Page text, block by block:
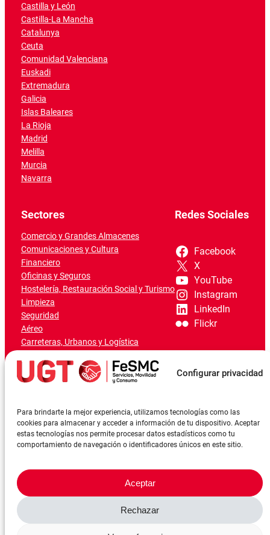
Configurar privacidad
Para brindarte la mejor experiencia, utilizamos tecnologías como las
cookies para almacenar y acceder a información de tu dispositivo. Aceptar
estas tecnologías nos permite procesar datos estadísticos como tu
comportamiento de navegación o identificadores únicos en este sitio.
Aceptar
Rechazar
Castilla y León
Castilla-La Mancha
Catalunya
Ceuta
Comunidad Valenciana
Euskadi
Extremadura
Galicia
Islas Baleares
La Rioja
Madrid
Melilla
Murcia
Navarra
Sectores
Comercio y Grandes Almacenes
Comunicaciones y Cultura
Financiero
Oficinas y Seguros
Hostelería, Restauración Social y Turismo
Limpieza
Seguridad
Aéreo
Carreteras, Urbanos y Logística
Marítimo-Portuario
Redes Sociales
Facebook
X
YouTube
Instagram
LinkedIn
Flickr
©FeSMCUGT 2024